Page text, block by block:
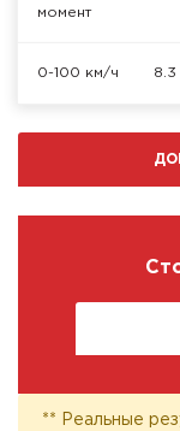
момент
0-100 км/ч 8.3
** Реальные